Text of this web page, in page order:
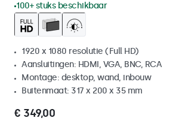
100+ stuks beschikbaar
1920 x 1080 resolutie (Full HD)
Aansluitingen: HDMI, VGA, BNC, RCA
Montage: desktop, wand, inbouw
Buitenmaat: 317 x 200 x 35 mm
€ 349,00